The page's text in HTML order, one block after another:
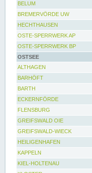
BELUM
BREMERVÖRDE UW
HECHTHAUSEN
OSTE-SPERRWERK AP
OSTE-SPERRWERK BP
OSTSEE
ALTHAGEN
BARHÖFT
BARTH
ECKERNFÖRDE
FLENSBURG
GREIFSWALD OIE
GREIFSWALD-WIECK
HEILIGENHAFEN
KAPPELN
KIEL-HOLTENAU